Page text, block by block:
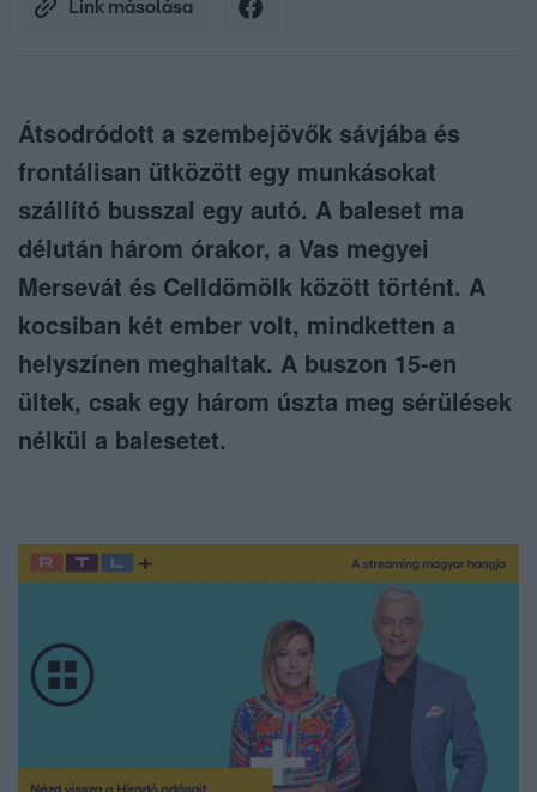
Link másolása
Átsodródott a szembejövők sávjába és
frontálisan ütközött egy munkásokat
szállító busszal egy autó. A baleset ma
délután három órakor, a Vas megyei
Mersevát és Celldömölk között történt. A
kocsiban két ember volt, mindketten a
helyszínen meghaltak. A buszon 15-en
ültek, csak egy három úszta meg sérülések
nélkül a balesetet.